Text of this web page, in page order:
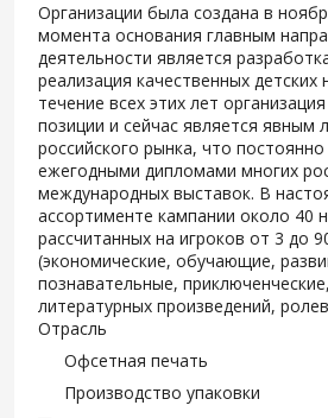
Организации была создана в
момента основания главным
деятельности является
реализация качественных детских
течение всех этих лет
позиции и сейчас является явным
российского рынка, что
ежегодными дипломами многих
международных выставок. В
ассортименте кампании около 40
рассчитанных на игроков от 3 до
(экономические, обучающие,
познавательные,
литературных произведений,
Отрасль
Офсетная печать
Производство упаковки